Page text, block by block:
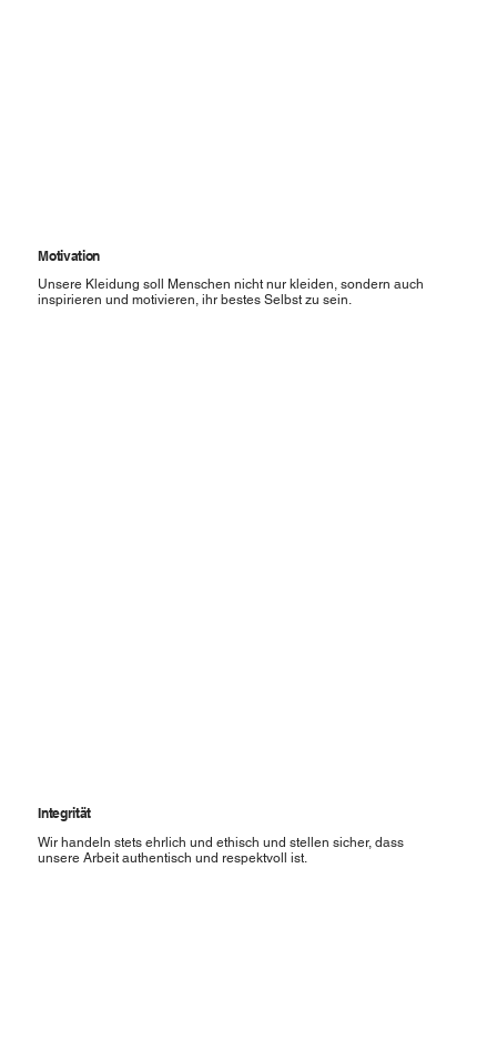
Motivation
Unsere Kleidung soll Menschen nicht nur kleiden, sondern auch
inspirieren und motivieren, ihr bestes Selbst zu sein.
Integrität
Wir handeln stets ehrlich und ethisch und stellen sicher, dass
unsere Arbeit authentisch und respektvoll ist.